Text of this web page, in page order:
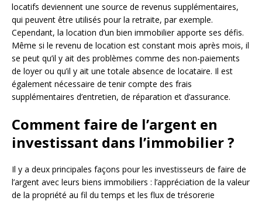
locatifs deviennent une source de revenus supplémentaires,
qui peuvent être utilisés pour la retraite, par exemple.
Cependant, la location d’un bien immobilier apporte ses défis.
Même si le revenu de location est constant mois après mois, il
se peut qu’il y ait des problèmes comme des non-paiements
de loyer ou qu’il y ait une totale absence de locataire. Il est
également nécessaire de tenir compte des frais
supplémentaires d’entretien, de réparation et d’assurance.
Comment faire de l’argent en
investissant dans l’immobilier ?
Il y a deux principales façons pour les investisseurs de faire de
l’argent avec leurs biens immobiliers : l’appréciation de la valeur
de la propriété au fil du temps et les flux de trésorerie